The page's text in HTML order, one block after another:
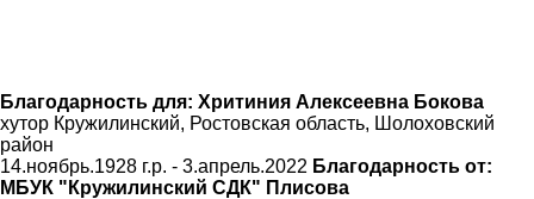
Благодарность для: Хритиния Алексеевна Бокова
хутор Кружилинский, Ростовская область, Шолоховский
район
14.ноябрь.1928 г.р. - 3.апрель.2022 Благодарность от:
МБУК "Кружилинский СДК" Плисова